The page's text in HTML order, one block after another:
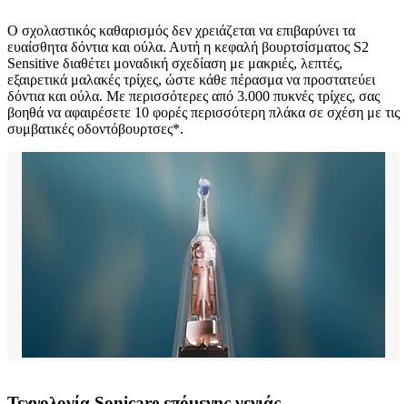
Ο σχολαστικός καθαρισμός δεν χρειάζεται να επιβαρύνει τα
ευαίσθητα δόντια και ούλα. Αυτή η κεφαλή βουρτσίσματος S2
Sensitive διαθέτει μοναδική σχεδίαση με μακριές, λεπτές,
εξαιρετικά μαλακές τρίχες, ώστε κάθε πέρασμα να προστατεύει
δόντια και ούλα. Με περισσότερες από 3.000 πυκνές τρίχες, σας
βοηθά να αφαιρέσετε 10 φορές περισσότερη πλάκα σε σχέση με τις
συμβατικές οδοντόβουρτσες*.